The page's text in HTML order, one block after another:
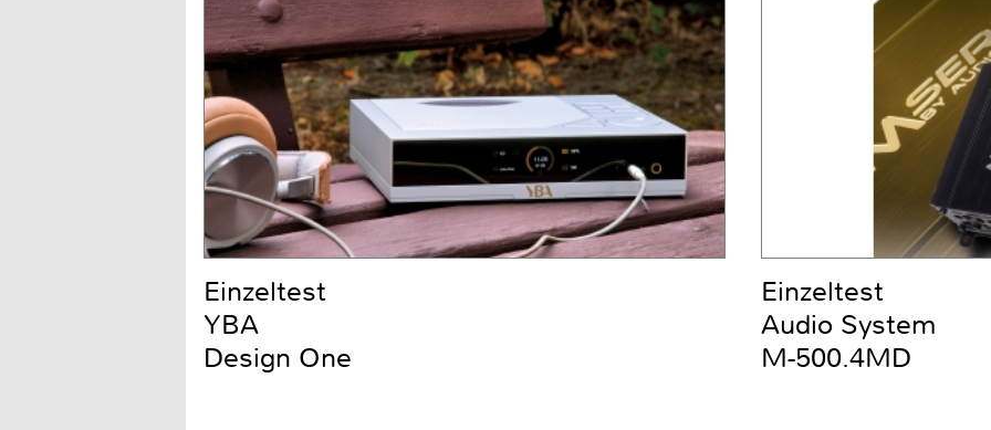
Einzeltest
YBA
Design One
Einzeltest
Audio System
M-500.4MD